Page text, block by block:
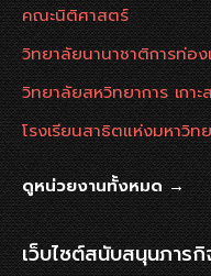
คณะนิติศาสตร์
วิทยาลัยนานาชาติการท่อง
วิทยาลัยสหวิทยาการ เกาะ
โรงเรียนสาธิตแห่งมหาวิ
ดูหน่วยงานทั้งหมด →
เว็บไซต์สนับสนุนภาร